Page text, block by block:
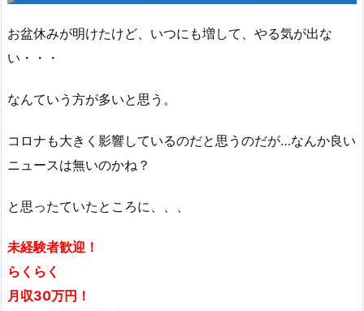
お盆休みが明けたけど、いつにも増して、やる気が出な
い・・・
なんていう方が多いと思う。
コロナも大きく影響しているのだと思うのだが…なんか良い
ニュースは無いのかね？
と思ったていたところに、、、
未経験者歓迎！
らくらく
月収30万円！